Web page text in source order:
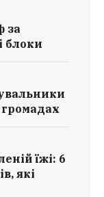
за
блоки
їжі: 6
які